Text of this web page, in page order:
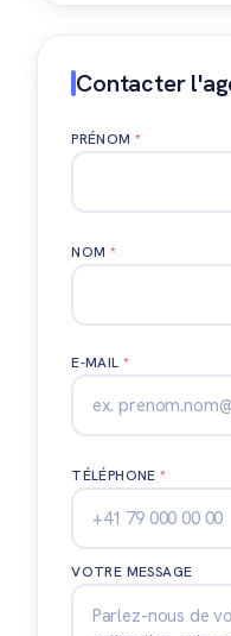
Contacter
PRÉNOM*
NOM *
E-MAIL*
TÉLÉPHONE*
VOTRE MESSAGE